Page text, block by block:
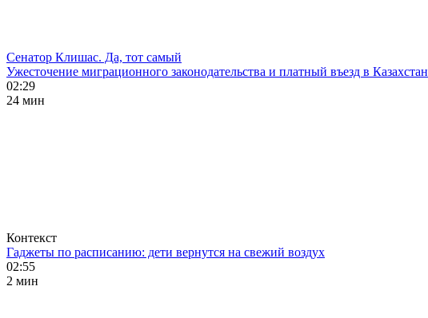
Сенатор Клишас. Да, тот самый
Ужесточение миграционного законодательства и платный въезд в Казахстан
02:29
24 мин
Контекст
Гаджеты по расписанию: дети вернутся на свежий воздух
02:55
2 мин